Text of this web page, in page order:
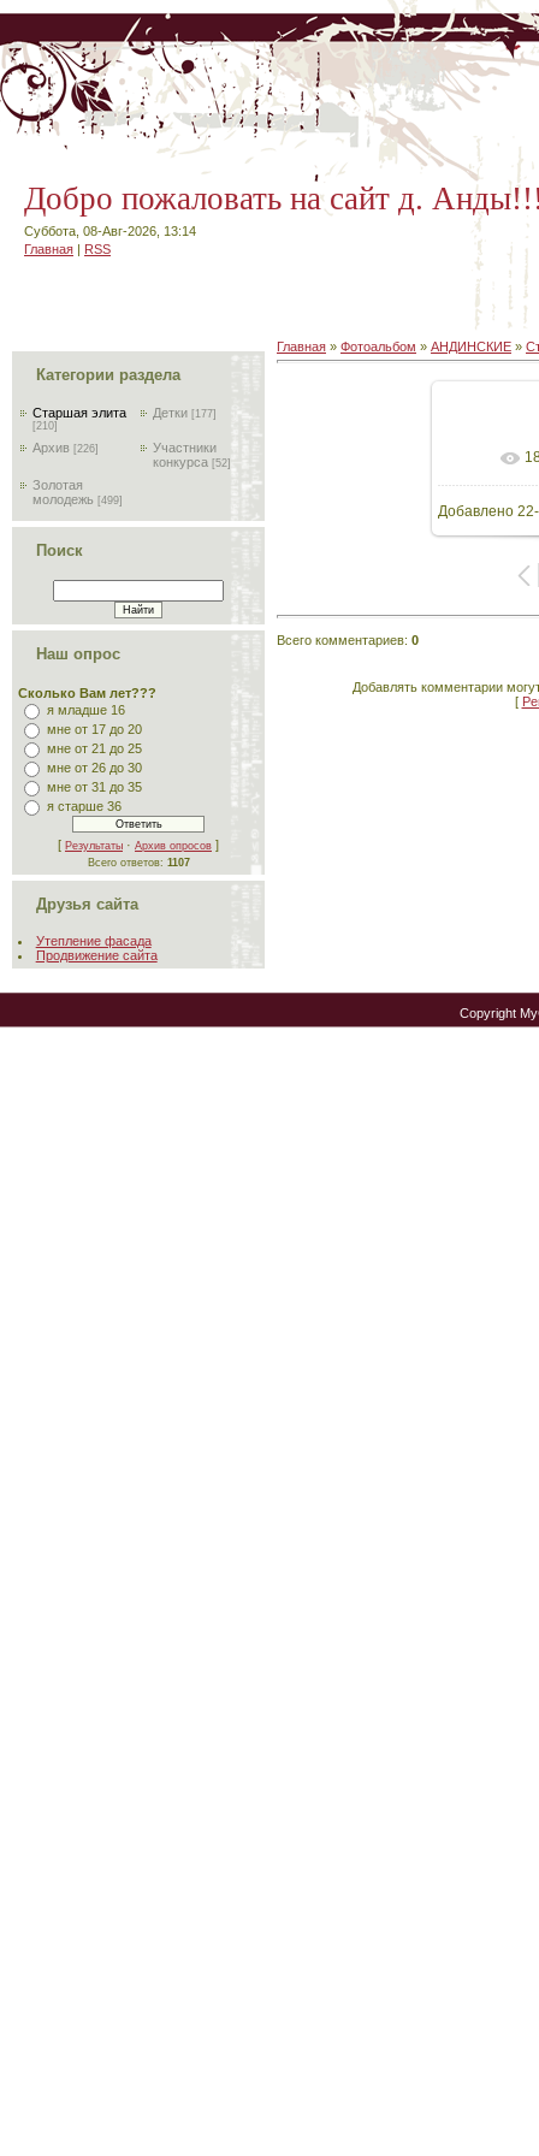
Добро пожаловать на сайт д.
Суббота, 08-Авг-2026, 13:14
Главная | RSS
Категории раздела
Старшая элита
[210]
Детки [177]
Архив [226]
Участники
конкурса [52]
Золотая
молодежь [499]
Поиск
Наш опрос
Сколько Вам лет???
я младше 16
мне от 17 до 20
мне от 21 до 25
мне от 26 до 30
мне от 31 до 35
я старше 36
[ Результаты · Архив опросов ]
Всего ответов: 1107
Друзья сайта
Утепление фасада
Продвижение сайта
Главная » Фотоальбом » АНДИНСКИЕ »
В
Добавлено
Всего комментариев: 0
Добавлять комментарии
[
Copyright